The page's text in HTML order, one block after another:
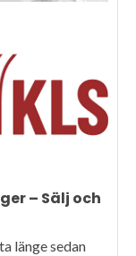
– Sälj och
länge sedan